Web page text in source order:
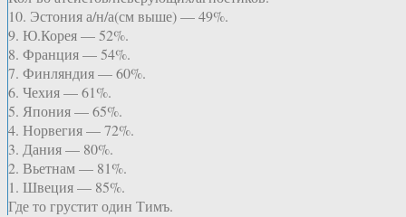
10. Эстония а/н/а(см выше) — 49%.
9. Ю.Корея — 52%.
8. Франция — 54%.
7. Финляндия — 60%.
6. Чехия — 61%.
5. Япония — 65%.
4. Норвегия — 72%.
3. Дания — 80%.
2. Вьетнам — 81%.
1. Швеция — 85%.
Где то грустит один Тимъ.